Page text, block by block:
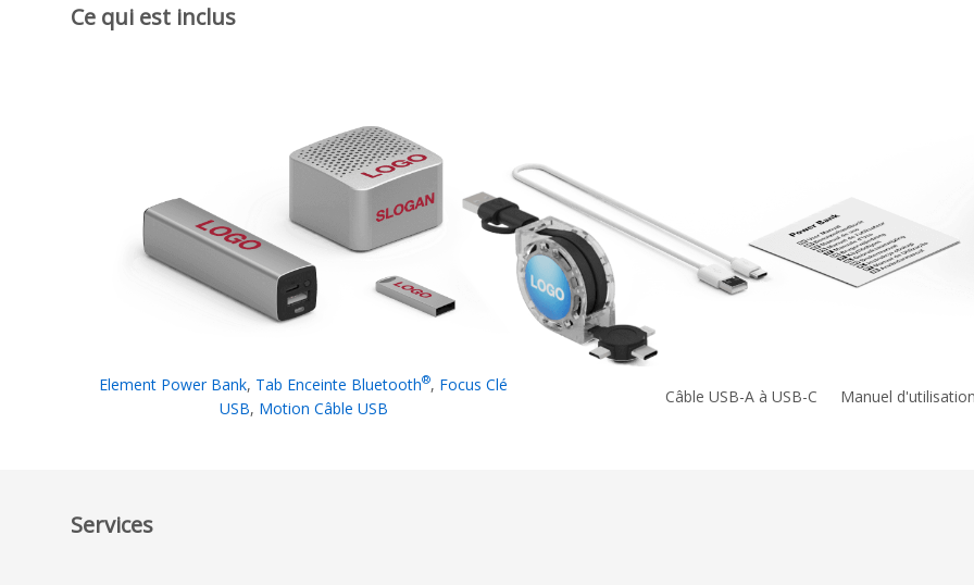
Ce qui est inclus
Element Power Bank, Tab Enceinte Bluetooth®, Focus Clé
USB, Motion Câble USB
Câble USB-A à USB-C Manuel
Services